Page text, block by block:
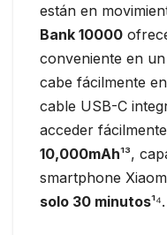
están en
Bank 10000
conveniente en
cabe fácilmente
cable USB-C
acceder
10,000mAh¹³,
smartphone
solo 30 minutos¹⁴.